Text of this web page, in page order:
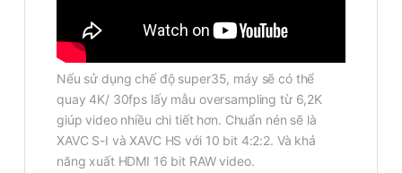
Nếu sử dụng chế độ super35, máy sẽ có thể
quay 4K/ 30fps lấy mẫu oversampling từ 6,2K
giúp video nhiều chi tiết hơn. Chuẩn nén sẽ là
XAVC S-I và XAVC HS với 10 bit 4:2:2. Và khả
năng xuất HDMI 16 bit RAW video.